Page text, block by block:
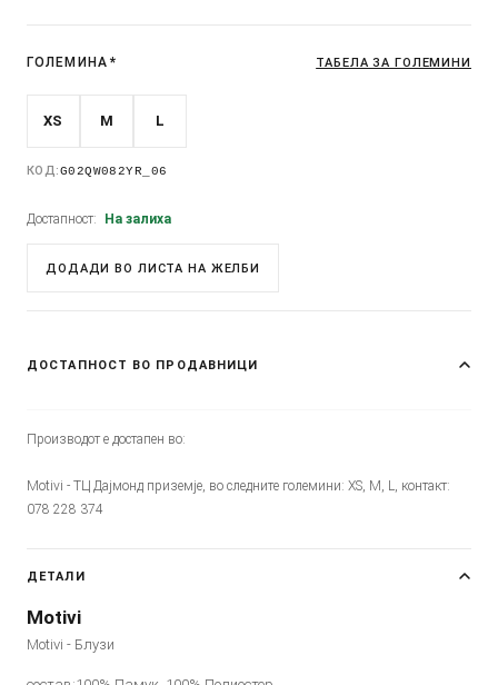
ГОЛЕМИНА * ТАБЕЛА ЗА ГОЛЕМИНИ
XS M L
КОД:G02QW082YR_06
Достапност: На залиха
ДОДАДИ ВО ЛИСТА НА ЖЕЛБИ
ДОСТАПНОСТ ВО ПРОДАВНИЦИ
Производот е достапен во:
Motivi - ТЦ Дајмонд приземје, во следните големини: XS, M, L, контакт:
078 228 374
ДЕТАЛИ
Motivi
Motivi - Блузи